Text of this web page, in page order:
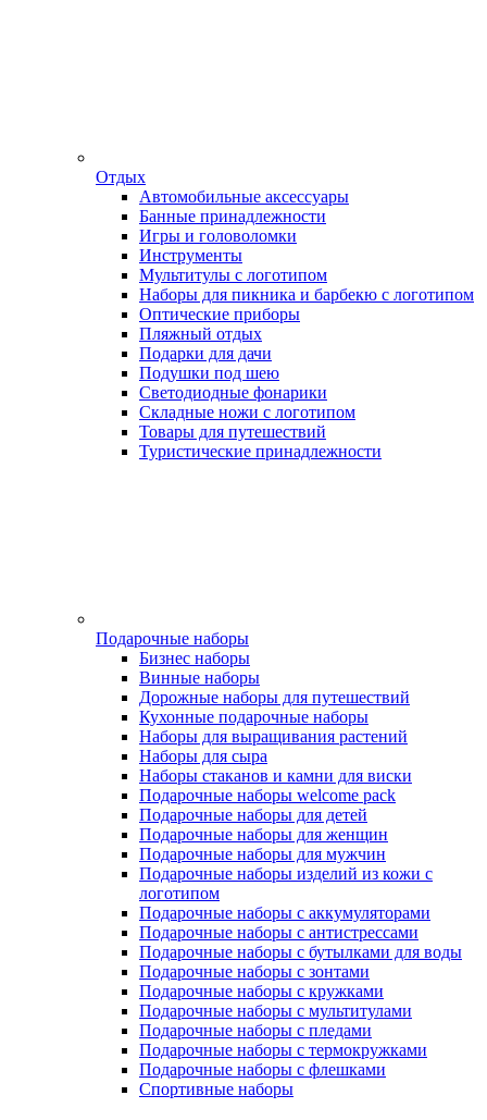
Отдых
Автомобильные аксессуары
Банные принадлежности
Игры и головоломки
Инструменты
Мультитулы с логотипом
Наборы для пикника и барбекю с логотипом
Оптические приборы
Пляжный отдых
Подарки для дачи
Подушки под шею
Светодиодные фонарики
Складные ножи с логотипом
Товары для путешествий
Туристические принадлежности
Подарочные наборы
Бизнес наборы
Винные наборы
Дорожные наборы для путешествий
Кухонные подарочные наборы
Наборы для выращивания растений
Наборы для сыра
Наборы стаканов и камни для виски
Подарочные наборы welcome pack
Подарочные наборы для детей
Подарочные наборы для женщин
Подарочные наборы для мужчин
Подарочные наборы изделий из кожи с
логотипом
Подарочные наборы с аккумуляторами
Подарочные наборы с антистрессами
Подарочные наборы с бутылками для воды
Подарочные наборы с зонтами
Подарочные наборы с кружками
Подарочные наборы с мультитулами
Подарочные наборы с пледами
Подарочные наборы с термокружками
Подарочные наборы с флешками
Спортивные наборы